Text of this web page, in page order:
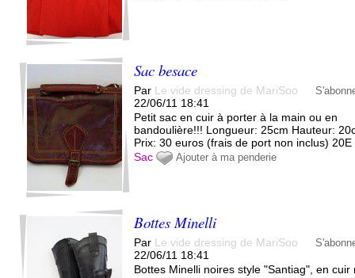
Sac besace
Par Le vide dressing de MariSoo
22/06/11 18:41
Petit sac en cuir à porter à la main ou en
bandoulière !!! Longueur: 25cm Hauteur:
Prix: 30 euros (frais de port non inclus) 20E
Sac
Ajouter à ma penderie
Bottes Minelli
Par Le vide dressing de MariSoo
22/06/11 18:41
Bottes Minelli noires style "Santiag", en cuir